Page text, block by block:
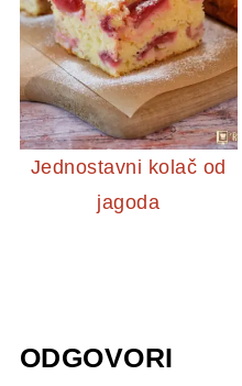
Jednostavni kolač od
jagoda
ODGOVORI